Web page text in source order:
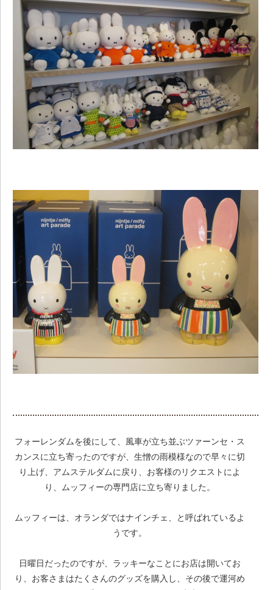
フォーレンダムを後にして、風車が立ち並ぶツァーンセ・ス
カンスに立ち寄ったのですが、生憎の雨模様なので早々に切
り上げ、アムステルダムに戻り、お客様のリクエストによ
り、ムッフィーの専門店に立ち寄りました。
ムッフィーは、オランダではナインチェ、と呼ばれているよ
うです。
日曜日だったのですが、ラッキーなことにお店は開いてお
り、お客さまはたくさんのグッズを購入し、その後で運河め